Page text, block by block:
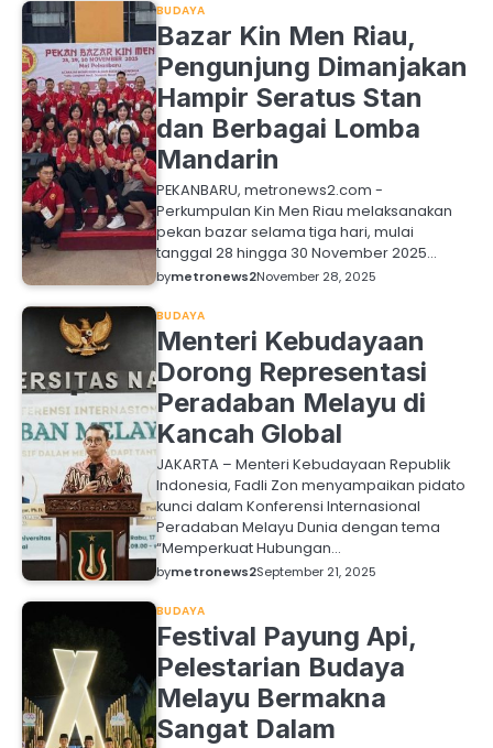
BUDAYA
Bazar Kin Men Riau,
Pengunjung Dimanjakan
Hampir Seratus Stan
dan Berbagai Lomba
Mandarin
PEKANBARU, metronews2.com -
Perkumpulan Kin Men Riau melaksanakan
pekan bazar selama tiga hari, mulai
tanggal 28 hingga 30 November 2025…
bymetronews2November 28, 2025
BUDAYA
Menteri Kebudayaan
Dorong Representasi
Peradaban Melayu di
Kancah Global
JAKARTA – Menteri Kebudayaan Republik
Indonesia, Fadli Zon menyampaikan pidato
kunci dalam Konferensi Internasional
Peradaban Melayu Dunia dengan tema
“Memperkuat Hubungan…
bymetronews2September 21, 2025
BUDAYA
Festival Payung Api,
Pelestarian Budaya
Melayu Bermakna
Sangat Dalam